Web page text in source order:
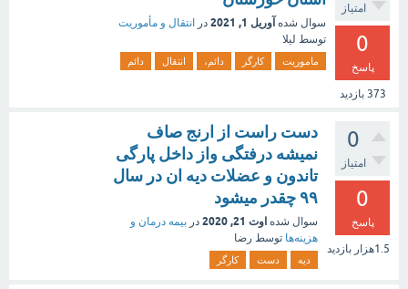
امتیاز
0
پاسخ
373 بازدید
سوال شده آوریل 1, 2021 در
انتقال و مأموریت
توسط لیلا
ماموریت کارگر دائم، انتقال دائم
0
امتیاز
0
پاسخ
1.5هزار بازدید
دست راست از ارنج صاف
نمیشه درفتگی واز داخل پارگی
تاندون و عضلات دیه ان در سال
۹۹ چقدر میشود
سوال شده اوت 21, 2020 در بیمه درمان و
هزینه‌ها توسط رضا
دیه دست کارگر